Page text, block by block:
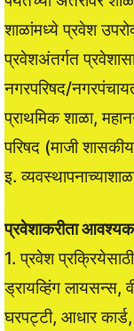
शाळांमध्ये प्रवेश
प्रवेशअंतर्गत
नगरपरिषद/
प्राथमिक शाळा,
परिषद (माजी
इ.
प्रवेशाकरीता आवश्यक
1. प्रवेश प्रक्रियेसाठी
ड्रायव्हिंग लायसन्स,
घरपट्टी, आधार